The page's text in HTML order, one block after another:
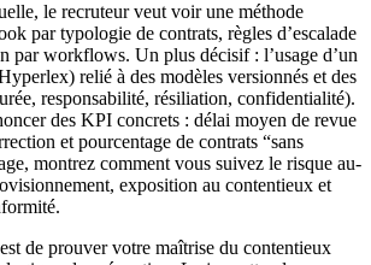
le recruteur veut voir une méthode
par typologie de contrats, règles d’escalade
par workflows. Un plus décisif : l’usage d’un
relié à des modèles versionnés et des
responsabilité, résiliation, confidentialité).
des KPI concrets : délai moyen de revue
et pourcentage de contrats “sans
montrez comment vous suivez le risque au-
exposition au contentieux et
de prouver votre maîtrise du contentieux